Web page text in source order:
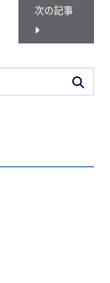
次の記事